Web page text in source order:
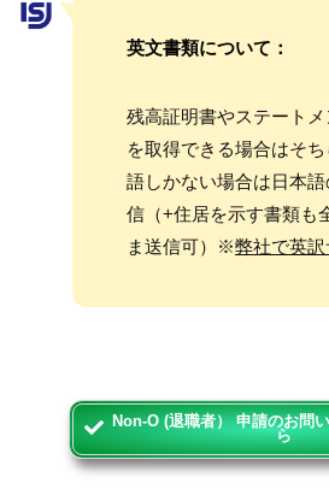
英文書類について：
残高証明書やステート
を取得できる場合はそ
語しかない場合は日本
信（+住居を示す書類も
ま送信可）※弊社で英
Non-O (退職者） 申請のお問
ら